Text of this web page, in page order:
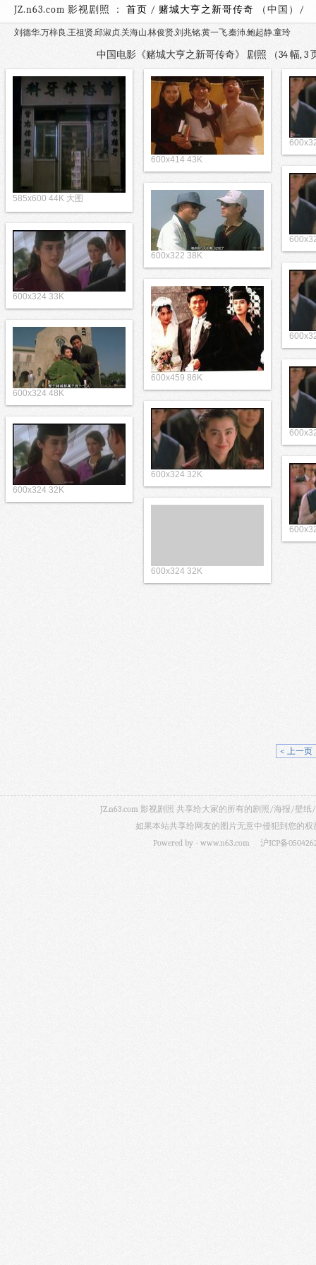
JZ.n63.com 影视剧照 ： 首页 / 赌城大亨之新哥传奇 （
刘德华.万梓良.王祖贤.邱淑贞.关海山.林俊贤.刘兆铭.黄一飞.秦沛.鲍起静.童玲
中国电影《赌城大亨之新哥传奇》 剧照 （34 幅,
585x600 44K 大图
600x414 43K
600x322 38K
600x324 33K
600x459 86K
600x324 48K
600x324 32K
600x324 32K
600x324 32K
< 上一页
JZ.n63.com 影视剧照 共享给大家的所有的剧照/海报/壁
如果本站共享给网友的图片无意中侵犯到您的
Powered by - www.n63.com 沪ICP备